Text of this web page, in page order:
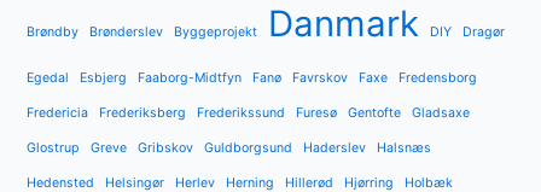
Brøndby Brønderslev Byggeprojekt Danmark DIY Dragør
Egedal Esbjerg Faaborg-Midtfyn Fanø Favrskov Faxe Fredensborg
Fredericia Frederiksberg Frederikssund Furesø Gentofte Gladsaxe
Glostrup Greve Gribskov Guldborgsund Haderslev Halsnæs
Hedensted Helsingør Herlev Herning Hillerød Hjørring Holbæk